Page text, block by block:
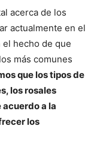
acerca de los
actualmente en el
hecho de que
más comunes
que los tipos de
los rosales
a la
los